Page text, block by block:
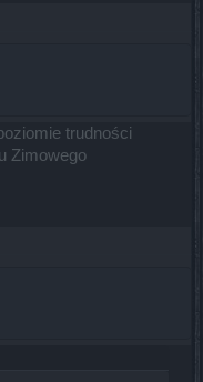
trudności
Zimowego